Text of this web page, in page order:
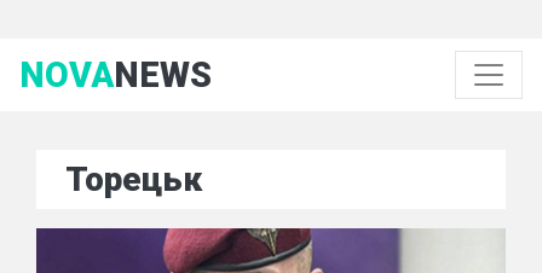
NOVANEWS
Торецьк